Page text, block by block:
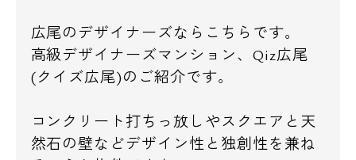
広尾のデザイナーズならこちらです。
高級デザイナーズマンション、Qiz広尾
(クイズ広尾)のご紹介です。
コンクリート打ちっ放しやスクエアと天
然石の壁などデザイン性と独創性を兼ね